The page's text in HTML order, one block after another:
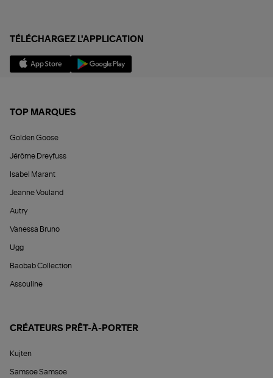
TÉLÉCHARGEZ L'APPLICATION
TOP MARQUES
Golden Goose
Jérôme Dreyfuss
Isabel Marant
Jeanne Vouland
Autry
Vanessa Bruno
Ugg
Baobab Collection
Assouline
CRÉATEURS PRÊT-À-PORTER
Kujten
Samsoe Samsoe